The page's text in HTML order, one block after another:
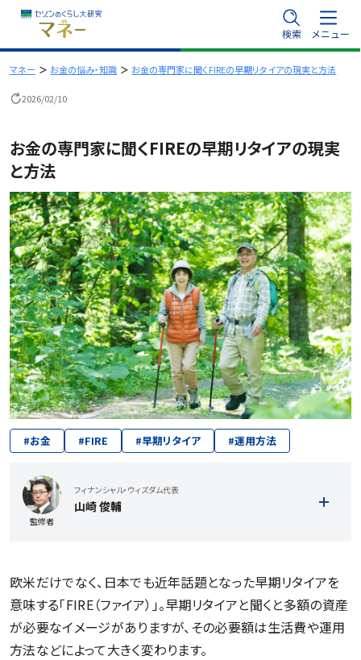
容
を
プ
検索 メニュー
マネー お金の悩み・知識 お金の専門家に聞くFIREの早期リタイアの現実と方法
2026/02/10
お金の専門家に聞くFIREの早期リタイアの現実
と方法
#お金 #FIRE #早期リタイア #運用方法
監修者
フィナンシャル・ウィズダム代表
山崎 俊輔
欧米だけでなく、日本でも近年話題となった早期リタイアを
意味する「FIRE（ファイア）」。早期リタイアと聞くと多額の資産
が必要なイメージがありますが、その必要額は生活費や運用
方法などによって大きく変わります。